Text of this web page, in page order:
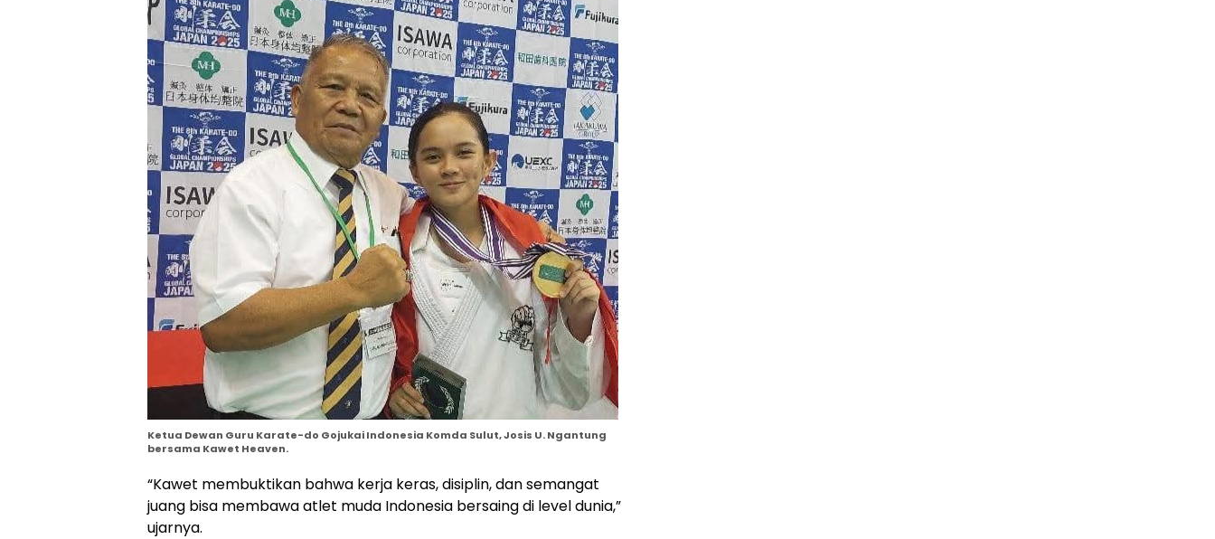
Ketua Dewan Guru Karate-do Gojukai Indonesia Komda Sulut, Josis U. Ngantung
bersama Kawet Heaven.
“Kawet membuktikan bahwa kerja keras, disiplin, dan semangat
juang bisa membawa atlet muda Indonesia bersaing di level dunia,”
ujarnya.